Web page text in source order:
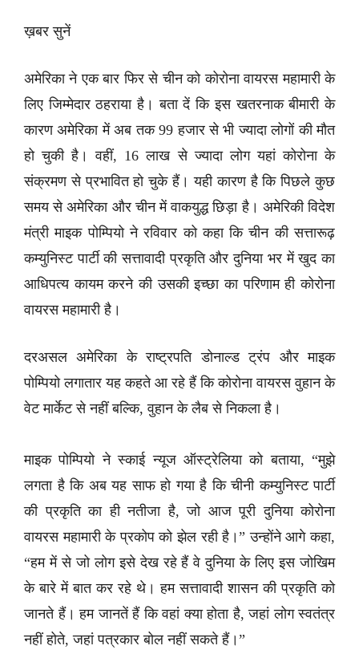
ख़बर सुनें
अमेरिका ने एक बार फिर से चीन को कोरोना वायरस महामारी के
लिए जिम्मेदार ठहराया है। बता दें कि इस खतरनाक बीमारी के
कारण अमेरिका में अब तक 99 हजार से भी ज्यादा लोगों की मौत
हो चुकी है। वहीं, 16 लाख से ज्यादा लोग यहां कोरोना के
संक्रमण से प्रभावित हो चुके हैं। यही कारण है कि पिछले कुछ
समय से अमेरिका और चीन में वाकयुद्ध छिड़ा है। अमेरिकी विदेश
मंत्री माइक पोम्पियो ने रविवार को कहा कि चीन की सत्तारूढ़
कम्युनिस्ट पार्टी की सत्तावादी प्रकृति और दुनिया भर में खुद का
आधिपत्य कायम करने की उसकी इच्छा का परिणाम ही कोरोना
वायरस महामारी है।
दरअसल अमेरिका के राष्ट्रपति डोनाल्ड ट्रंप और माइक
पोम्पियो लगातार यह कहते आ रहे हैं कि कोरोना वायरस वुहान के
वेट मार्केट से नहीं बल्कि, वुहान के लैब से निकला है।
माइक पोम्पियो ने स्काई न्यूज ऑस्ट्रेलिया को बताया, “मुझे
लगता है कि अब यह साफ हो गया है कि चीनी कम्युनिस्ट पार्टी
की प्रकृति का ही नतीजा है, जो आज पूरी दुनिया कोरोना
वायरस महामारी के प्रकोप को झेल रही है।” उन्होंने आगे कहा,
“हम में से जो लोग इसे देख रहे हैं वे दुनिया के लिए इस जोखिम
के बारे में बात कर रहे थे। हम सत्तावादी शासन की प्रकृति को
जानते हैं। हम जानतें हैं कि वहां क्या होता है, जहां लोग स्वतंत्र
नहीं होते, जहां पत्रकार बोल नहीं सकते हैं।”